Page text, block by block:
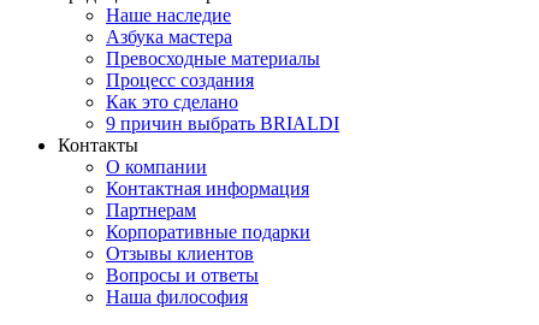
Наше наследие
Азбука мастера
Превосходные материалы
Процесс создания
Как это сделано
9 причин выбрать BRIALDI
Контакты
О компании
Контактная информация
Партнерам
Корпоративные подарки
Отзывы клиентов
Вопросы и ответы
Наша философия